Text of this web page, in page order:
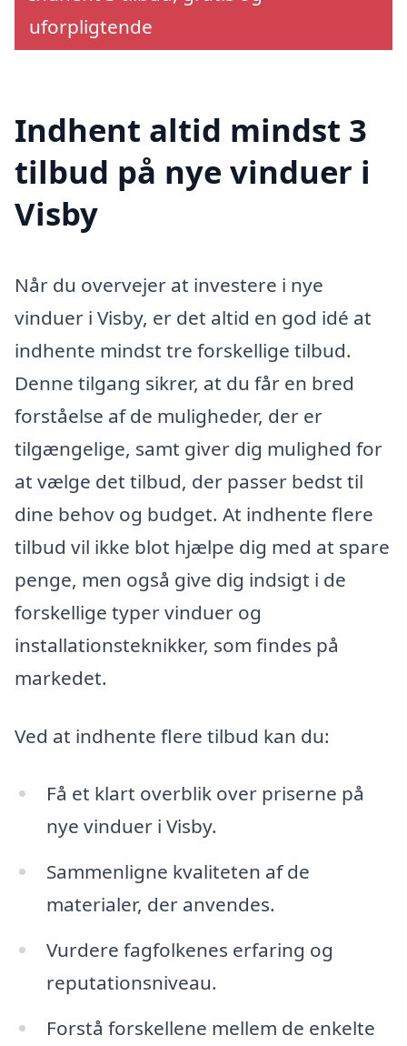
uforpligtende
Indhent altid mindst 3
tilbud på nye vinduer i
Visby
Når du overvejer at investere i nye
vinduer i Visby, er det altid en god idé at
indhente mindst tre forskellige tilbud.
Denne tilgang sikrer, at du får en bred
forståelse af de muligheder, der er
tilgængelige, samt giver dig mulighed for
at vælge det tilbud, der passer bedst til
dine behov og budget. At indhente flere
tilbud vil ikke blot hjælpe dig med at spare
penge, men også give dig indsigt i de
forskellige typer vinduer og
installationsteknikker, som findes på
markedet.
Ved at indhente flere tilbud kan du:
Få et klart overblik over priserne på
nye vinduer i Visby.
Sammenligne kvaliteten af de
materialer, der anvendes.
Vurdere fagfolkenes erfaring og
reputationsniveau.
Forstå forskellene mellem de enkelte